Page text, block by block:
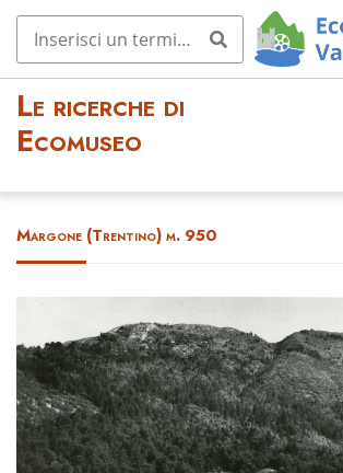
Le ricerche di
Ecomuseo
Margone (Trentino) m. 950